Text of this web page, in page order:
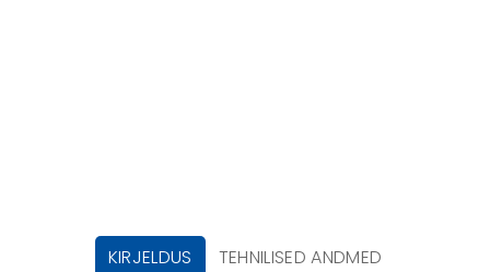
KIRJELDUS
TEHNILISED ANDMED